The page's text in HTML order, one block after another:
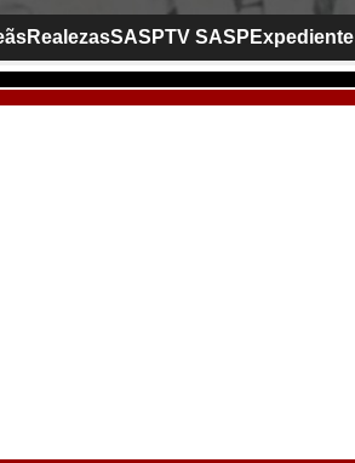
RealezasSASPTV SASP Expediente